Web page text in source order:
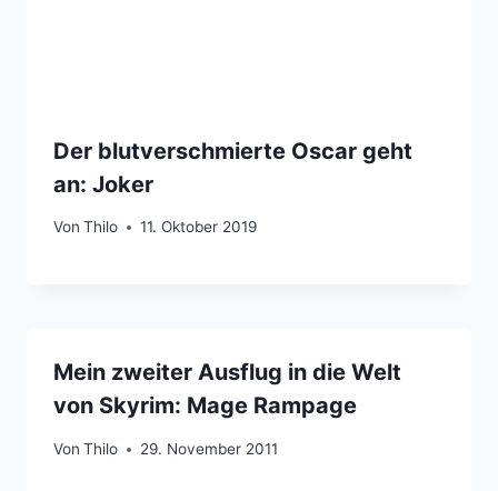
Der blutverschmierte Oscar geht
an: Joker
Von Thilo 11. Oktober 2019
Mein zweiter Ausflug in die Welt
von Skyrim: Mage Rampage
Von Thilo 29. November 2011